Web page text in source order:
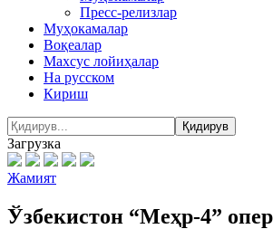
Пресс-релизлар
Муҳокамалар
Воқеалар
Махсус лойиҳалар
На русском
Кириш
Загрузка
Жамият
Ўзбекистон “Меҳр-4”